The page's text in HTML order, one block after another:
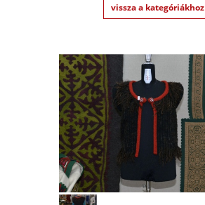
vissza a kategóriákhoz